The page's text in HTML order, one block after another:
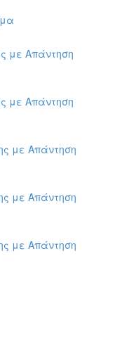
με Απάντηση
με Απάντηση
με Απάντηση
με Απάντηση
με Απάντηση